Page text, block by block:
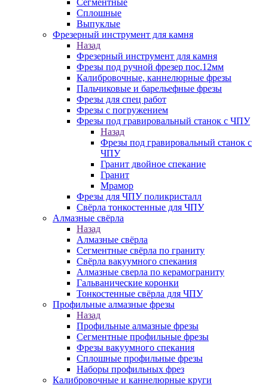
Сегментные
Сплошные
Выпуклые
Фрезерный инструмент для камня
Назад
Фрезерный инструмент для камня
Фрезы под ручной фрезер пос.12мм
Калибровочные, каннелюрные фрезы
Пальчиковые и барельефные фрезы
Фрезы для спец работ
Фрезы с погружением
Фрезы под гравировальный станок с ЧПУ
Назад
Фрезы под гравировальный станок с
ЧПУ
Гранит двойное спекание
Гранит
Мрамор
Фрезы для ЧПУ поликристалл
Свёрла тонкостенные для ЧПУ
Алмазные свёрла
Назад
Алмазные свёрла
Сегментные свёрла по граниту
Свёрла вакуумного спекания
Алмазные сверла по керамограниту
Гальванические коронки
Тонкостенные свёрла для ЧПУ
Профильные алмазные фрезы
Назад
Профильные алмазные фрезы
Сегментные профильные фрезы
Фрезы вакуумного спекания
Сплошные профильные фрезы
Наборы профильных фрез
Калибровочные и каннелюрные круги